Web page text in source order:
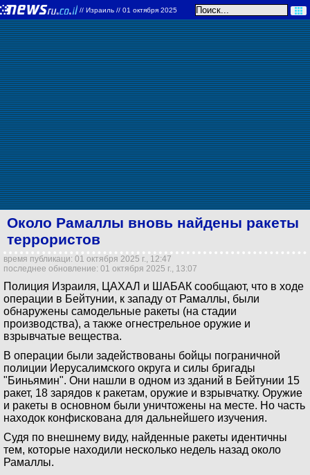
// Израиль // 01 октября 2025
Около Рамаллы вновь найдены ракеты
террористов
время публикаци: 01 октября 2025 г., 12:47
последнее обновление: 01 октября 2025 г., 13:07
Полиция Израиля, ЦАХАЛ и ШАБАК сообщают, что в ходе
операции в Бейтунии, к западу от Рамаллы, были
обнаружены самодельные ракеты (на стадии
производства), а также огнестрельное оружие и
взрывчатые вещества.
В операции были задействованы бойцы пограничной
полиции Иерусалимского округа и силы бригады
"Биньямин". Они нашли в одном из зданий в Бейтунии 15
ракет, 18 зарядов к ракетам, оружие и взрывчатку. Оружие
и ракеты в основном были уничтожены на месте. Но часть
находок конфискована для дальнейшего изучения.
Судя по внешнему виду, найденные ракеты идентичны
тем, которые находили несколько недель назад около
Рамаллы.